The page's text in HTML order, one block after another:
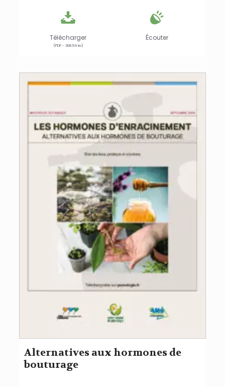
Télécharger
(PDF - 308.54 ko)
Écouter
Alternatives aux hormones de
bouturage